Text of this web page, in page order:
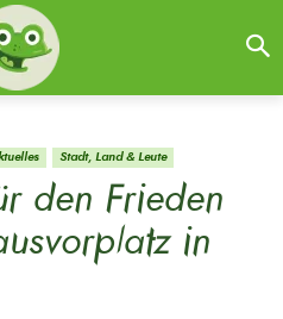
Stadt, Land & Leute
den Frieden
in